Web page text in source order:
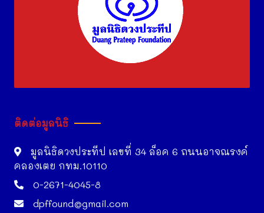
ติดต่อมูลนิธิ
มูลนิธิดวงประทีป เลขที่ 34 ล็อค 6 ถนนอาจณรงค์
คลองเตย กทม.10110
0-2671-4045-8
dpffound@gmail.com